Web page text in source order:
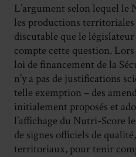
L’argument selon lequel
les productions territoriales
discutable que le
compte cette question.
loi de financement de la
n’y a pas de justifications
telle exemption – des
initialement proposés et
l’affichage du Nutri-Score
de signes officiels de
territoriaux, pour tenir